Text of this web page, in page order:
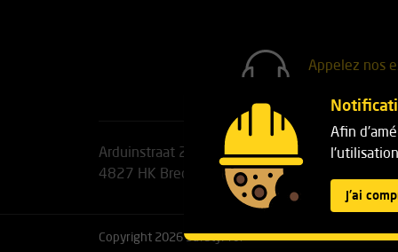
Appelez nos
Arduinstraat 20
4827 HK Breda
Téléphone: +31(0)76 751
E-mail :
info@safetypro.nl
Copyright 2026 SafetyPro.
Afin
J'ai